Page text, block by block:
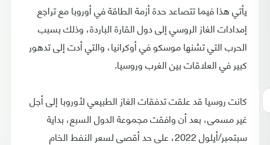
يأتي هذا فيما تتصاعد حدة أزمة الطاقة في أوروبا مع تراجع
إمدادات الغاز الروسي إلى دول القارة الباردة، وذلك بسبب
الحرب التي تشنها موسكو في أوكرانيا، والتي أدت إلى تدهور
كبير في العلاقات بين الغرب وروسيا.
كانت روسيا قد علقت تدفقات الغاز الطبيعي لأوروبا إلى أجل
غير مسمى، بعد أن وافقت مجموعة الدول السبع، بداية
سبتمبر/أيلول 2022، على حد أقصى لسعر النفط الخام